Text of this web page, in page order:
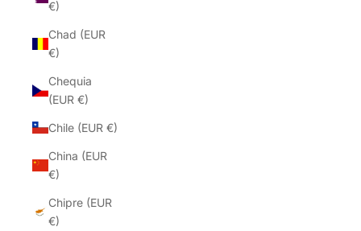
€)
Chad (EUR
€)
Chequia
(EUR €)
Chile (EUR €)
China (EUR
€)
Chipre (EUR
€)